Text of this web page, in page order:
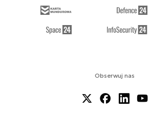
Obserwuj nas